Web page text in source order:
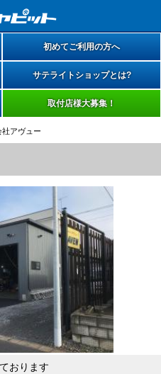
初めてご利用の方へ
サテライトショップとは?
取付店様大募集！
社アヴュー
おります